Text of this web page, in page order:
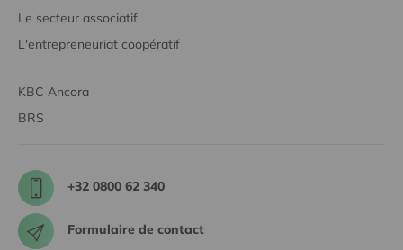
Le secteur associatif
L'entrepreneuriat coopératif
KBC Ancora
BRS
+32 0800 62 340
Formulaire de contact